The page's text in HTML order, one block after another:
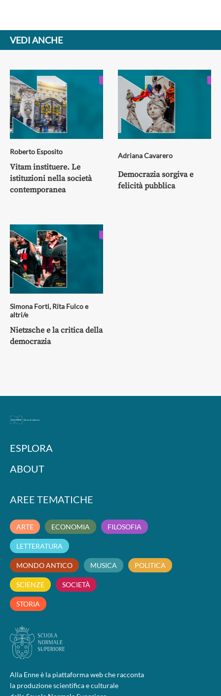
VEDI ANCHE
Roberto Esposito
Vitam instituere. Le
istituzioni nella società
contemporanea
Adriana Cavarero
Democrazia sorgiva e
felicità pubblica
Simona Forti, Rita Fulcoe
altri/e
Nietzsche e la critica della
democrazia
ESPLORA
ABOUT
AREE TEMATICHE
ARTE ECONOMIA FILOSOFIA
LETTERATURA
MONDO ANTICO MUSICA POLITICA
SCIENZE SOCIETÀ
STORIA
Alla Enne è la piattaforma web che racconta
la produzione scientifica e culturale